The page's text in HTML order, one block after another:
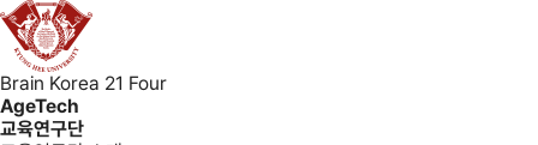
Brain Korea 21 Four
AgeTech
교육연구단